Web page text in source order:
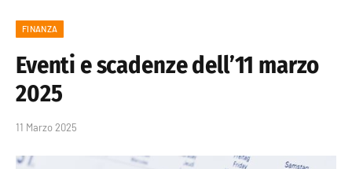
FINANZA
Eventi e scadenze dell’11 marzo
2025
11 Marzo 2025